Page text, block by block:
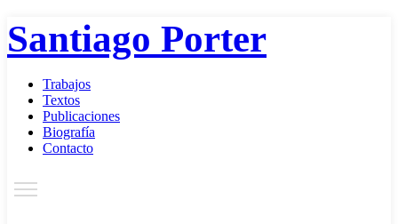
Santiago Porter
Trabajos
Textos
Publicaciones
Biografía
Contacto